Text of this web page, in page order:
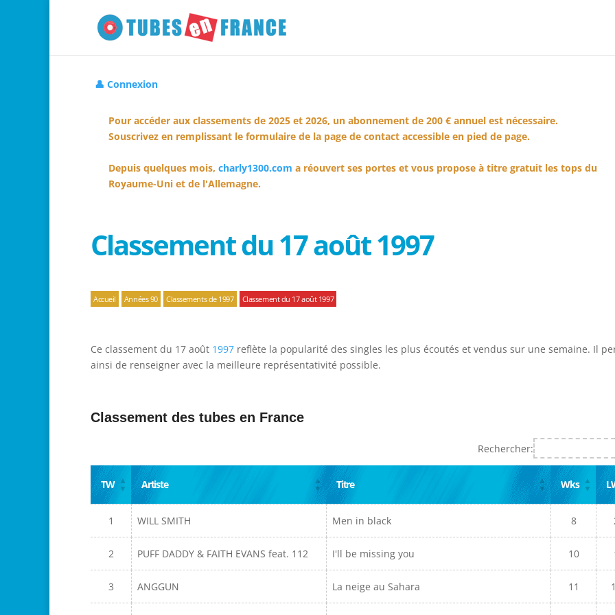
👤 Connexion
Pour accéder aux classements de 2025 et 2026, un abonnement de 200 € annuel est nécessaire.
Souscrivez en remplissant le formulaire de la page de contact accessible en pied de page.
Depuis quelques mois, charly1300.com a réouvert ses portes et vous propose à titre gratuit les tops du
Royaume-Uni et de l'Allemagne.
Classement du 17 août 1997
Accueil Années 90 Classements de 1997 Classement du 17 août 1997
Ce classement du 17 août 1997 reflète la popularité des singles les plus écoutés et vendus sur une semaine. Il
ainsi de renseigner avec la meilleure représentativité possible.
Classement des tubes en France
Rechercher:
TW Artiste Titre Wks
1 WILL SMITH Men in black 8
2 PUFF DADDY & FAITH EVANS feat. 112 I'll be missing you 10
3 ANGGUN La neige au Sahara 11